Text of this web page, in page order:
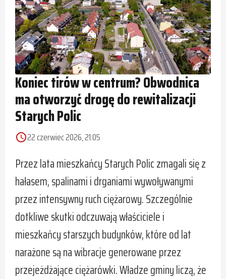
Koniec tirów w centrum? Obwodnica
ma otworzyć drogę do rewitalizacji
Starych Polic
access_time22 czerwiec 2026, 21:05
Przez lata mieszkańcy Starych Polic zmagali się z
hałasem, spalinami i drganiami wywoływanymi
przez intensywny ruch ciężarowy. Szczególnie
dotkliwe skutki odczuwają właściciele i
mieszkańcy starszych budynków, które od lat
narażone są na wibracje generowane przez
przejeżdżające ciężarówki. Władze gminy liczą, że